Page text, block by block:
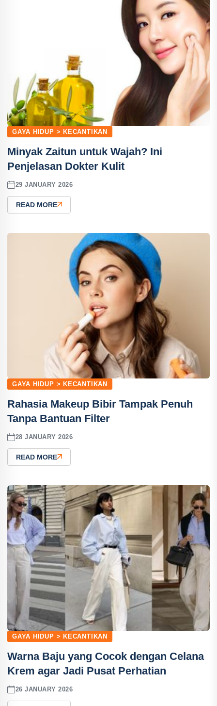
GAYA HIDUP > KECANTIKAN
Minyak Zaitun untuk Wajah? Ini
Penjelasan Dokter Kulit
29 JANUARY 2026
READ MORE
GAYA HIDUP > KECANTIKAN
Rahasia Makeup Bibir Tampak Penuh
Tanpa Bantuan Filter
28 JANUARY 2026
READ MORE
GAYA HIDUP > KECANTIKAN
Warna Baju yang Cocok dengan Celana
Krem agar Jadi Pusat Perhatian
26 JANUARY 2026